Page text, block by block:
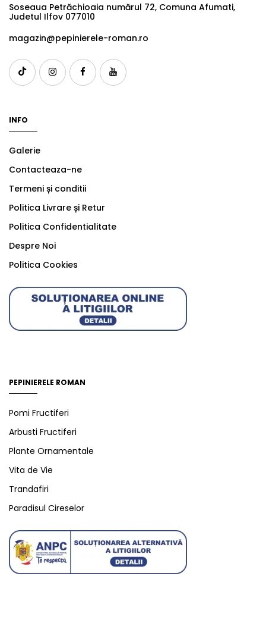
Soseaua Petrăchioaia numărul 72, Comuna Afumati,
Judetul Ilfov 077010
magazin@pepinierele-roman.ro
INFO
Galerie
Contacteaza-ne
Termeni și conditii
Politica Livrare și Retur
Politica Confidentialitate
Despre Noi
Politica Cookies
PEPINIERELE ROMAN
Pomi Fructiferi
Arbusti Fructiferi
Plante Ornamentale
Vita de Vie
Trandafiri
Paradisul Cireselor